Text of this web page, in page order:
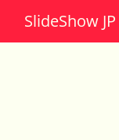
SlideShow JP